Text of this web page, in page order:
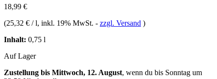
18,99 €
(25,32 € / l, inkl. 19% MwSt. - zzgl. Versand )
Inhalt: 0,75 l
Auf Lager
Zustellung bis Mittwoch, 12. August, wenn du bis Sonntag um